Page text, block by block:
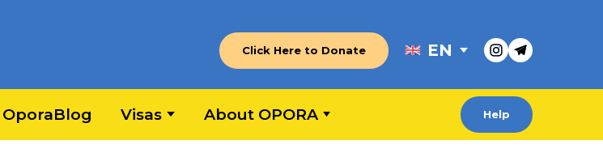
Click Here to Donate EN
OporaBlog Visas About OPORA Help